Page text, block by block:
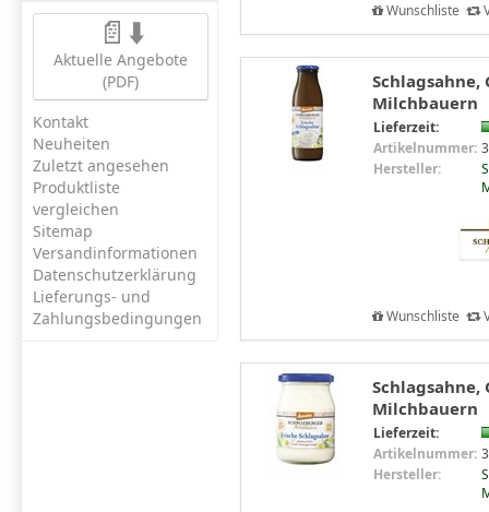
📄⬇️
Aktuelle Angebote
(PDF)
Kontakt
Neuheiten
Zuletzt angesehen
Produktliste
vergleichen
Sitemap
Versandinformationen
Datenschutzerklärung
Lieferungs- und
Zahlungsbedingungen
Wunschliste
Schlagsahne,
Milchbauern
Lieferzeit:
Artikelnummer:
Hersteller:
Wunschliste
Schlagsahne,
Milchbauern
Lieferzeit:
Artikelnummer:
Hersteller: